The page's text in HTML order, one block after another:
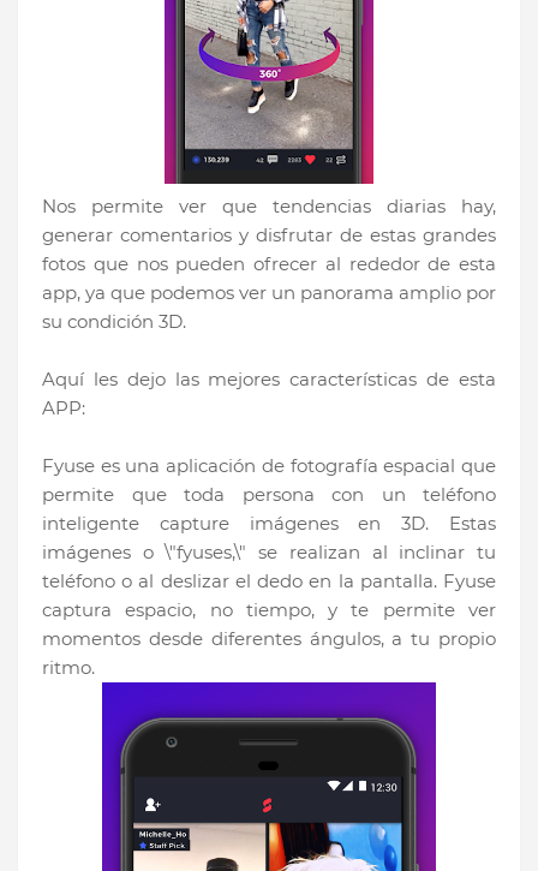
Nos permite ver que tendencias diarias hay,
generar comentarios y disfrutar de estas grandes
fotos que nos pueden ofrecer al rededor de esta
app, ya que podemos ver un panorama amplio por
su condición 3D.
Aquí les dejo las mejores características de esta
APP:
Fyuse es una aplicación de fotografía espacial que
permite que toda persona con un teléfono
inteligente capture imágenes en 3D. Estas
imágenes o \"fyuses,\" se realizan al inclinar tu
teléfono o al deslizar el dedo en la pantalla. Fyuse
captura espacio, no tiempo, y te permite ver
momentos desde diferentes ángulos, a tu propio
ritmo.